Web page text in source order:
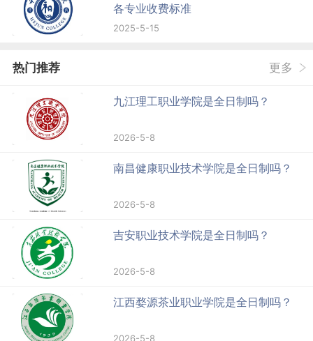
各专业收费标准
2025-5-15
热门推荐 更多
九江理工职业学院是全日制吗？
2026-5-8
南昌健康职业技术学院是全日制吗？
2026-5-8
吉安职业技术学院是全日制吗？
2026-5-8
江西婺源茶业职业学院是全日制吗？
2026-5-8